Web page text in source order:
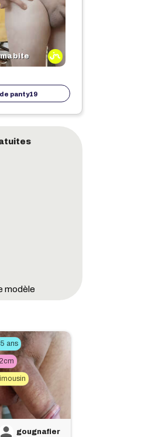
bite
panty19
modèle
ans
gougnafier